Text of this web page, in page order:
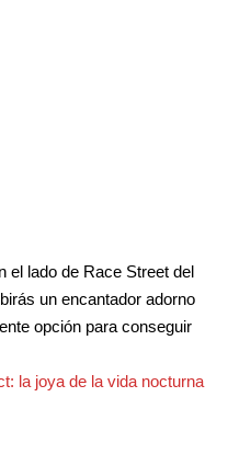
el lado de Race Street del
un encantador adorno
opción para conseguir
la joya de la vida nocturna